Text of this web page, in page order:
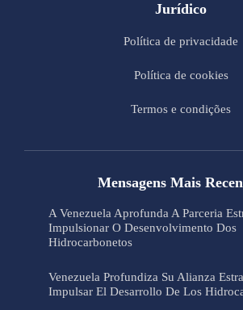
Jurídico
Política de privacidade
Política de cookies
Termos e condições
Mensagens Mais
A Venezuela Aprofunda A Parceria
Impulsionar O Desenvolvimento Dos
Hidrocarbonetos
Venezuela Profundiza Su Alianza
Impulsar El Desarrollo De Los